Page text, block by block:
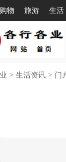
购物 旅游 生活
> 生活资讯 > 门